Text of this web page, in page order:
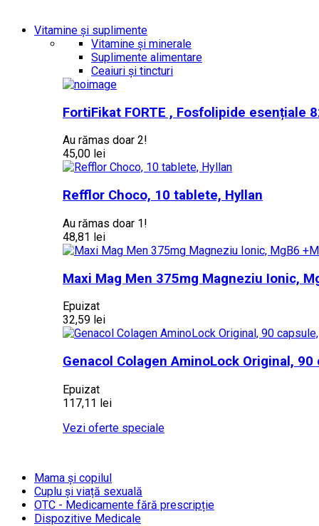
Vitamine și suplimente
Vitamine și minerale
Suplimente alimentare
Ceaiuri și tincturi
FortiFikat FORTE , Fosfolipide esențiale
Au rămas doar 2!
45,00 lei
Refflor Choco, 10 tablete, Hyllan
Au rămas doar 1!
48,81 lei
Maxi Mag Men 375mg Magneziu Ionic,
Epuizat
32,59 lei
Genacol Colagen AminoLock Original,
Epuizat
117,11 lei
Vezi oferte speciale
Mama și copilul
Cuplu și viață sexuală
OTC - Medicamente fără prescripție
Dispozitive Medicale